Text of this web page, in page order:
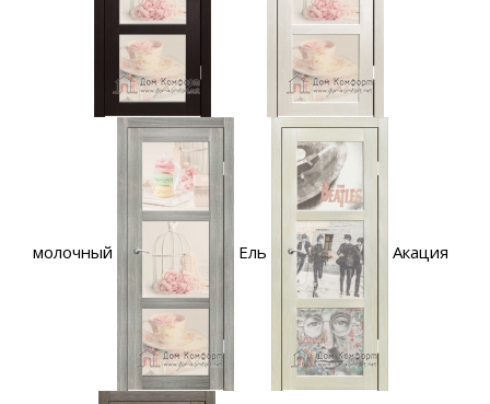
молочный Ель Акация